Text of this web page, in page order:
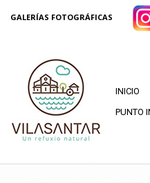
GALERÍAS FOTOGRÁFICAS
INICIO
PUNTO